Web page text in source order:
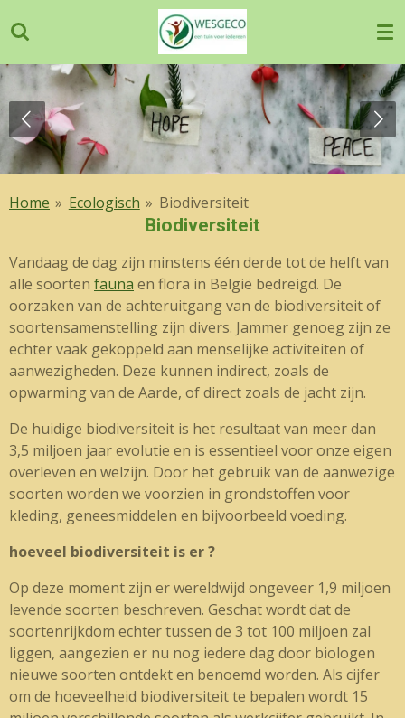
direct
naar
hoofdinhoud
Home » Ecologisch » Biodiversiteit
Biodiversiteit
Vandaag de dag zijn minstens één derde tot de helft van
alle soorten fauna en flora in België bedreigd. De
oorzaken van de achteruitgang van de biodiversiteit of
soortensamenstelling zijn divers. Jammer genoeg zijn ze
echter vaak gekoppeld aan menselijke activiteiten of
aanwezigheden. Deze kunnen indirect, zoals de
opwarming van de Aarde, of direct zoals de jacht zijn.
De huidige biodiversiteit is het resultaat van meer dan
3,5 miljoen jaar evolutie en is essentieel voor onze eigen
overleven en welzijn. Door het gebruik van de aanwezige
soorten worden we voorzien in grondstoffen voor
kleding, geneesmiddelen en bijvoorbeeld voeding.
hoeveel biodiversiteit is er ?
Op deze moment zijn er wereldwijd ongeveer 1,9 miljoen
levende soorten beschreven. Geschat wordt dat de
soortenrijkdom echter tussen de 3 tot 100 miljoen zal
liggen, aangezien er nu nog iedere dag door biologen
nieuwe soorten ontdekt en benoemd worden. Als cijfer
om de hoeveelheid biodiversiteit te bepalen wordt 15